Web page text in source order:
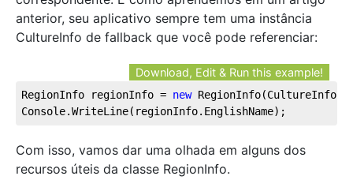
anterior, seu aplicativo sempre tem uma instância
CultureInfo de fallback que você pode referenciar:
Download, Edit & Run this example!
RegionInfo regionInfo = new
Console.WriteLine(regionInfo.EnglishName);
Com isso, vamos dar uma olhada em alguns dos
recursos úteis da classe RegionInfo.